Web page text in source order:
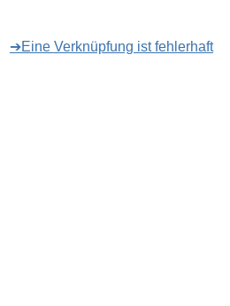
➔Eine Verknüpfung ist fehlerhaft